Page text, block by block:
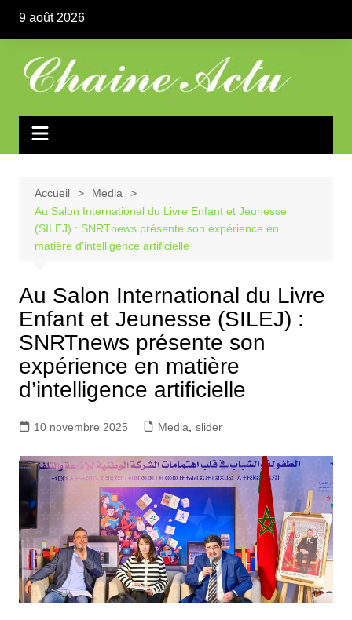
contenu
9 août 2026
Accueil
Media
Au Salon International du Livre Enfant et Jeunesse
(SILEJ) : SNRTnews présente son expérience en
matière d’intelligence artificielle
Au Salon International du Livre
Enfant et Jeunesse (SILEJ) :
SNRTnews présente son
expérience en matière
d’intelligence artificielle
10 novembre 2025 Media slider